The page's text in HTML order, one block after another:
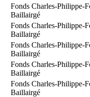
Fonds Charles-Philippe-
Baillairgé
Fonds Charles-Philippe-
Baillairgé
Fonds Charles-Philippe-
Baillairgé
Fonds Charles-Philippe-
Baillairgé
Fonds Charles-Philippe-
Baillairgé